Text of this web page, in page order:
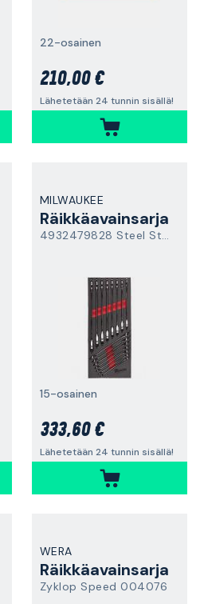
22-osainen
210,00 €
Lähetetään 24 tunnin sisällä!
MILWAUKEE
Räikkäavainsarja
4932479828 Steel Storage
15-osainen
333,60 €
Lähetetään 24 tunnin sisällä!
WERA
Räikkäavainsarja
Zyklop Speed 004076